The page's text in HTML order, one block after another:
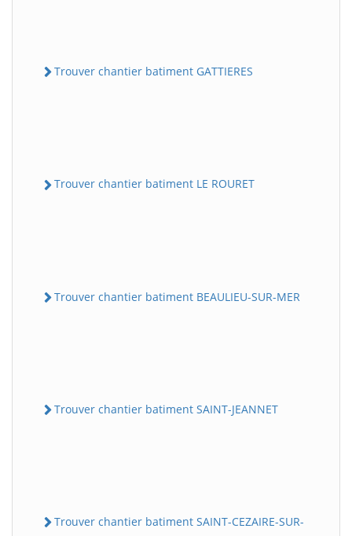
Trouver chantier batiment GATTIERES
Trouver chantier batiment LE ROURET
Trouver chantier batiment BEAULIEU-SUR-MER
Trouver chantier batiment SAINT-JEANNET
Trouver chantier batiment SAINT-CEZAIRE-SUR-